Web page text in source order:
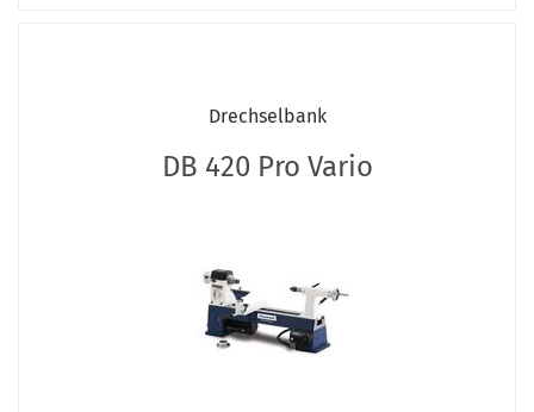
Drechselbank
DB 420 Pro Vario